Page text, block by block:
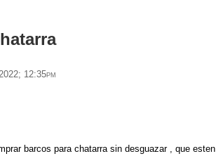
12:35pm
barcos para chatarra sin desguazar , que